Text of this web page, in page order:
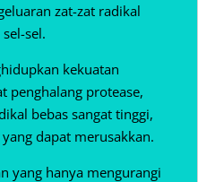
zat-zat radikal
sel.
kekuatan
penghalang protease,
bebas sangat tinggi,
dapat merusakkan.
yang hanya mengurangi